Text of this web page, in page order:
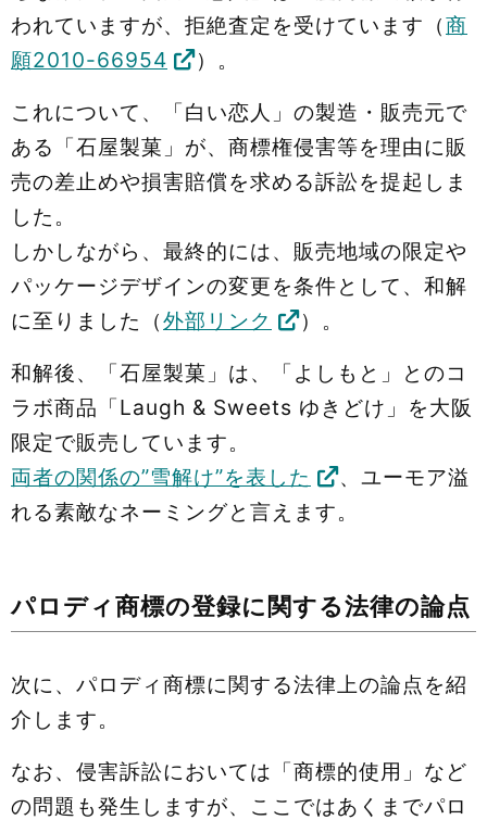
われていますが、拒絶査定を受けています（商
願2010-66954
）。
これについて、「白い恋人」の製造・販売元で
ある「石屋製菓」が、商標権侵害等を理由に販
売の差止めや損害賠償を求める訴訟を提起しま
した。
しかしながら、最終的には、販売地域の限定や
パッケージデザインの変更を条件として、和解
に至りました（外部リンク
）。
和解後、「石屋製菓」は、「よしもと」とのコ
ラボ商品「Laugh & Sweets ゆきどけ」を大阪
限定で販売しています。
両者の関係の”雪解け”を表した
、ユーモア溢
れる素敵なネーミングと言えます。
パロディ商標の登録に関する法律の論点
次に、パロディ商標に関する法律上の論点を紹
介します。
なお、侵害訴訟においては「商標的使用」など
の問題も発生しますが、ここではあくまでパロ